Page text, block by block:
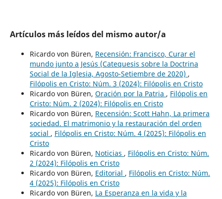
Artículos más leídos del mismo autor/a
Ricardo von Büren, Recensión: Francisco, Curar el
mundo junto a Jesús (Catequesis sobre la Doctrina
Social de la Iglesia, Agosto-Setiembre de 2020) ,
Filópolis en Cristo: Núm. 3 (2024): Filópolis en Cristo
Ricardo von Büren, Oración por la Patria , Filópolis en
Cristo: Núm. 2 (2024): Filópolis en Cristo
Ricardo von Büren, Recensión: Scott Hahn, La primera
sociedad. El matrimonio y la restauración del orden
social , Filópolis en Cristo: Núm. 4 (2025): Filópolis en
Cristo
Ricardo von Büren, Noticias , Filópolis en Cristo: Núm.
2 (2024): Filópolis en Cristo
Ricardo von Büren, Editorial , Filópolis en Cristo: Núm.
4 (2025): Filópolis en Cristo
Ricardo von Büren, La Esperanza en la vida y la